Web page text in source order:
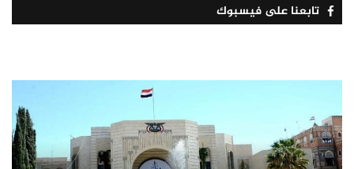
تابعنا على فيسبوك